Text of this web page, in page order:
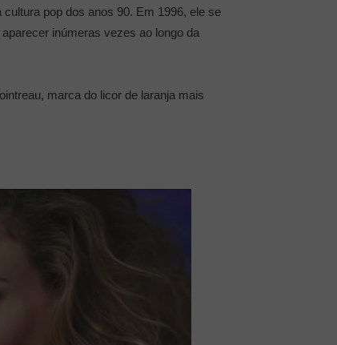
pop dos anos 90. Em 1996, ele se
inúmeras vezes ao longo da
marca do licor de laranja mais